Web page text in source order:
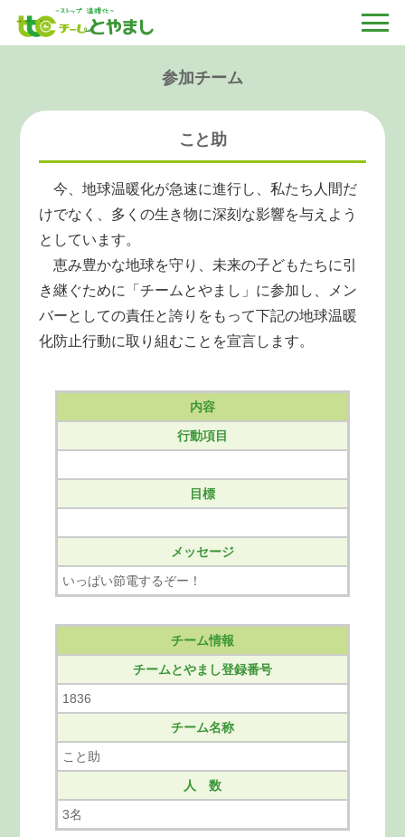
参加チーム
こと助
今、地球温暖化が急速に進行し、私たち人間だ
けでなく、多くの生き物に深刻な影響を与えよう
としています。
恵み豊かな地球を守り、未来の子どもたちに引
き継ぐために「チームとやまし」に参加し、メン
バーとしての責任と誇りをもって下記の地球温暖
化防止行動に取り組むことを宣言します。
内容
行動項目
目標
メッセージ
いっぱい節電するぞー！
チーム情報
チームとやまし登録番号
1836
チーム名称
こと助
人 数
3名